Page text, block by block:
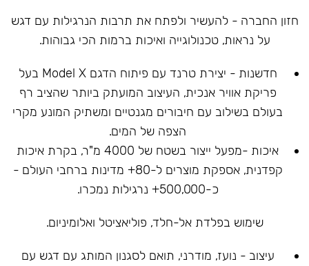
חזון החברה - להעשיר ולפתח את תרבות הנרגילות עם דגש
על נראות, טכנולוגייה ואיכות ברמות הכי גבוהות.
חדשנות - יצירת טרנד עם פיתוח הדגם Model X בעל
פריקת אוויר אנכית, העיצוב המועתק ביותר שהציב רף
בעולם בשילוב עם חיבורים מגנטיים ומשתיק המונע מקרי
הצפה של המים.
איכות -מפעל ייצור בשטח של 4000 מ"ר, בקרת איכות
קפדנית, אספקת מוצרים ל-80+ מדינות ברחבי העולם -
כ-500,000+ נרגילות נמכרו.
שימוש בפלדת אל-חלד, פוליאציטל ואלומיניום.
עיצוב - נועז, מודרני, תואם לסגנון המותג עם דגש עם